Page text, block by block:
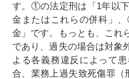
す。①の法定刑は「1年以
金またはこれらの併科」
金」です。もっとも、これ
であり、過失の場合は対象
よる各義務違反によって
合、業務上過失致死傷罪（